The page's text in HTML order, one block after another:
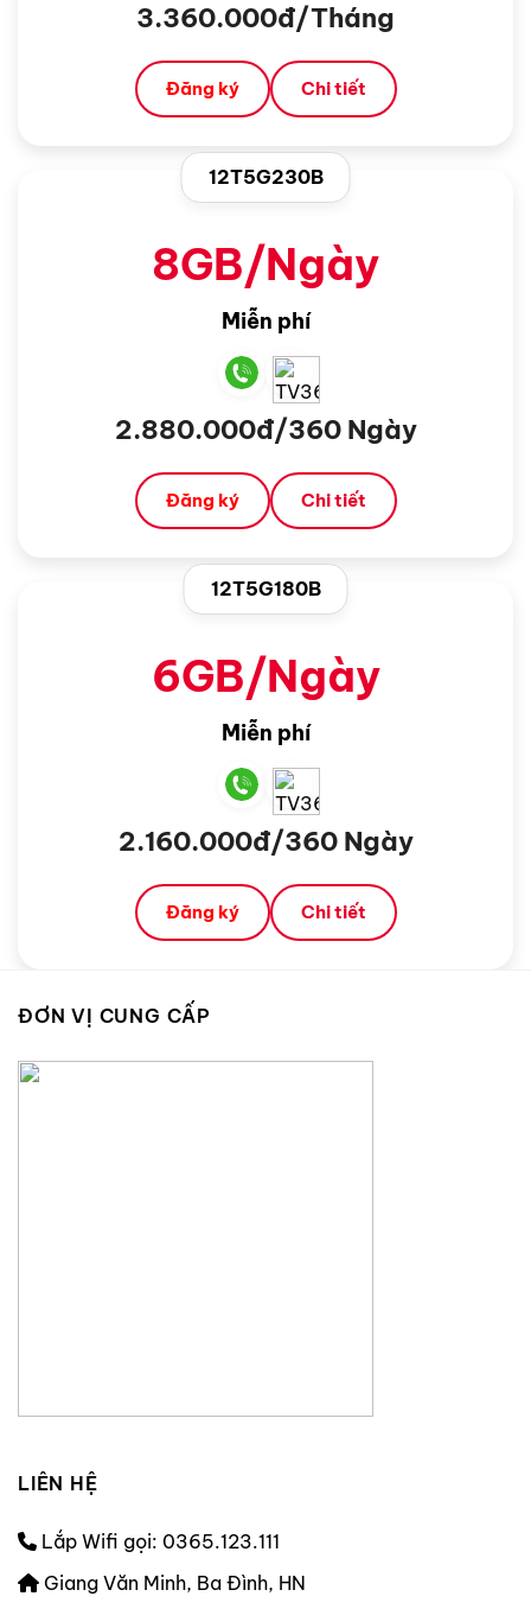
3.360.000đ/Tháng
Đăng ký Chi tiết
12T5G230B
8GB/Ngày
Miễn phí
2.880.000đ/360 Ngày
Đăng ký Chi tiết
12T5G180B
6GB/Ngày
Miễn phí
2.160.000đ/360 Ngày
Đăng ký Chi tiết
ĐƠN VỊ CUNG CẤP
LIÊN HỆ
Lắp Wifi gọi: 0365.123.111
Giang Văn Minh, Ba Đình, HN